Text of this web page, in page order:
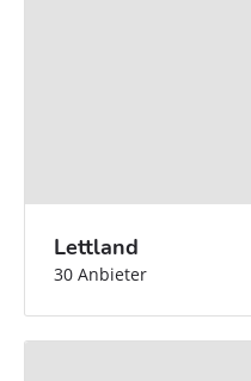
Lettland
30 Anbieter